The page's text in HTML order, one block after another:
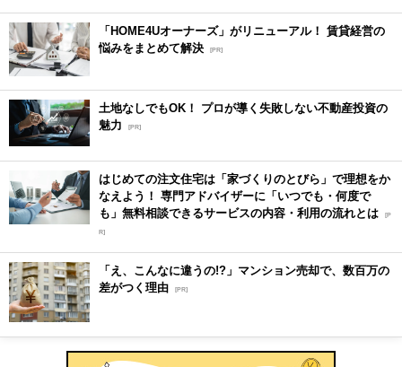
「HOME4Uオーナーズ」がリニューアル！ 賃貸経営の
悩みをまとめて解決 [PR]
土地なしでもOK！ プロが導く失敗しない不動産投資の
魅力
[PR]
はじめての注文住宅は「家づくりのとびら」で理想をか
なえよう！ 専門アドバイザーに「いつでも・何度で
も」無料相談できるサービスの内容・利用の流れとは [P
R]
「え、こんなに違うの!?」マンション売却で、数百万の
差がつく理由 [PR]